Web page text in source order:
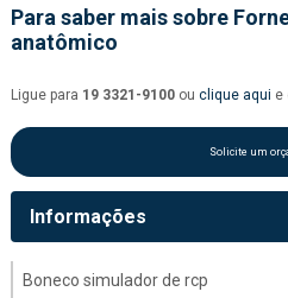
Para saber mais sobre
anatômico
Ligue para 19 3321-9100 ou clique aqui e
Solicite um
Informações
Boneco simulador de rcp